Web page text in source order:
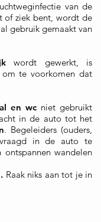
van de
of ziek bent, wordt de
gebruik gemaakt van
wordt gewerkt, is
te voorkomen dat
en wc niet gebruikt
in de auto tot het
. Begeleiders (ouders,
in de auto te
wandelen
Raak niks aan tot je in